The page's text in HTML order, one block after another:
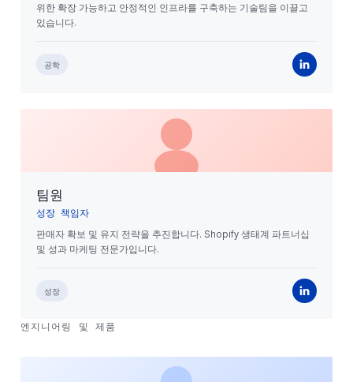
위한 확장 가능하고 안정적인 인프라를 구축하는 기술팀을 이끌고
있습니다.
공학
팀원
성장 책임자
판매자 확보 및 유지 전략을 추진합니다. Shopify 생태계 파트너십
및 성과 마케팅 전문가입니다.
성장
엔지니어링 및 제품